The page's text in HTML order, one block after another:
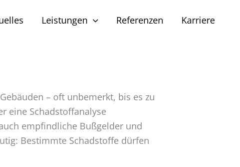
Leistungen Referenzen Karriere
– oft unbemerkt, bis es zu
eine Schadstoffanalyse
empfindliche Bußgelder und
Bestimmte Schadstoffe dürfen